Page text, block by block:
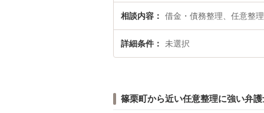
相談内容 借金・債務整理、任意整理
詳細条件 未選択
篠栗町から近い任意整理に強い弁護